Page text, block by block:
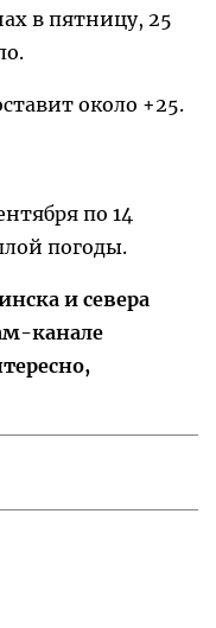
в пятницу, 25
около +25.
по 14
погоды.
и севера
канале